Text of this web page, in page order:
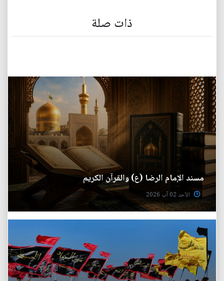
ذات صلة
مسند الإمام الرضا (ع) والقرآن الكريم
الأحد 02 آب 2026